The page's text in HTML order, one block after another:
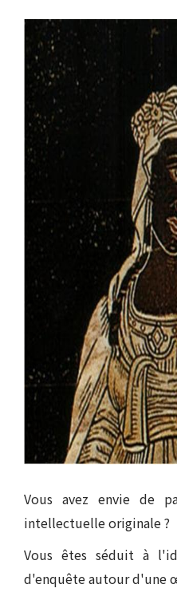
Vous avez envie de
intellectuelle originale ?
Vous êtes séduit à
d'enquête autour d'une